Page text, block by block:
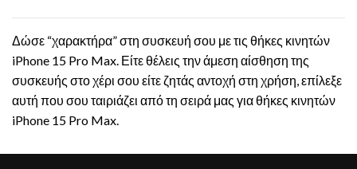
Δώσε “χαρακτήρα” στη συσκευή σου με τις θήκες κινητών
iPhone 15 Pro Max. Είτε θέλεις την άμεση αίσθηση της
συσκευής στο χέρι σου είτε ζητάς αντοχή στη χρήση, επίλεξε
αυτή που σου ταιριάζει από τη σειρά μας για θήκες κινητών
iPhone 15 Pro Max.